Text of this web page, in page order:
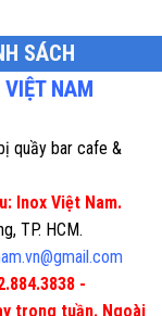
SÁCH
NAM
quầy bar cafe &
Inox Việt Nam.
TP. HCM.
-
trong tuần. Ngoài